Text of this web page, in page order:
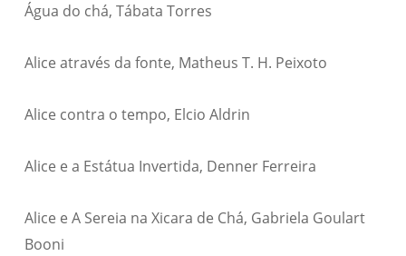
Água do chá, Tábata Torres
Alice através da fonte, Matheus T. H. Peixoto
Alice contra o tempo, Elcio Aldrin
Alice e a Estátua Invertida, Denner Ferreira
Alice e A Sereia na Xicara de Chá, Gabriela Goulart
Booni